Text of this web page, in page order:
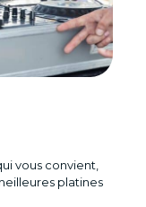
vous convient,
platines